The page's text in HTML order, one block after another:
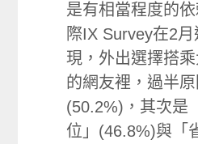
是有相當程度的
際IX Survey在2
現，外出選擇搭
的網友裡，過半原
(50.2%)，其次是
位」(46.8%)與「